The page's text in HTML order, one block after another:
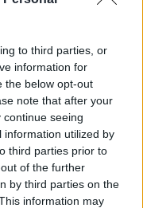
to third parties, or
information for
the below opt-out
note that after your
seeing
information utilized by
third parties prior to
of the further
by third parties on the
information may
Osmani
me dedikimin
Ema: Jeta ime